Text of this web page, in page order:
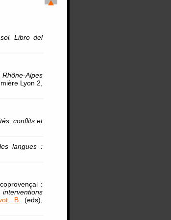
Libro del
Alpes
Lyon 2,
conflits et
langues :
:
B.
(eds),